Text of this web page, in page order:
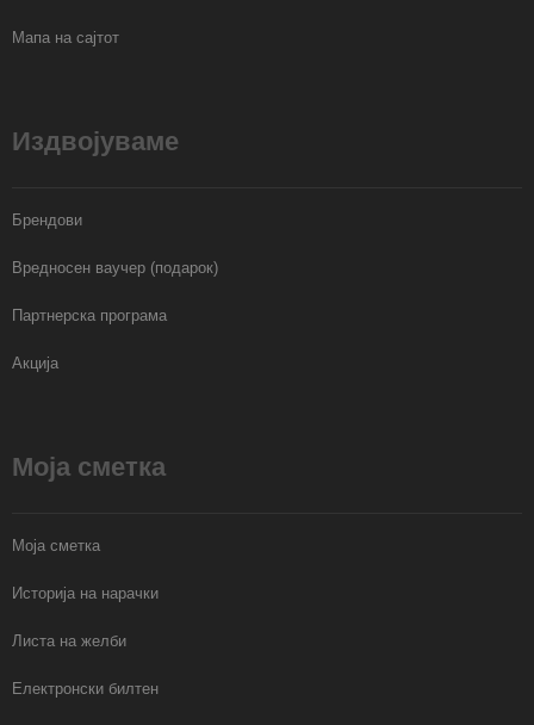
Мапа на сајтот
Издвојуваме
Брендови
Вредносен ваучер (подарок)
Партнерска програма
Акција
Моја сметка
Моја сметка
Историја на нарачки
Листа на желби
Електронски билтен